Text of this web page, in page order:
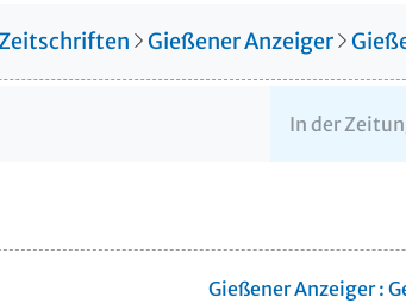
Gießener Anzeiger
Gießener Anzeiger :